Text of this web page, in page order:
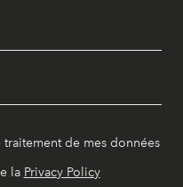
de mes données
la Privacy Policy